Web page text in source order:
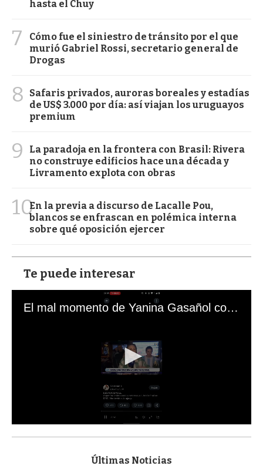
hasta el Chuy
7
Cómo fue el siniestro de tránsito por el que
murió Gabriel Rossi, secretario general de
Drogas
8
Safaris privados, auroras boreales y estadías
de US$ 3.000 por día: así viajan los uruguayos
premium
9
La paradoja en la frontera con Brasil: Rivera
no construye edificios hace una década y
Livramento explota con obras
10En la previa a discurso de Lacalle Pou,
blancos se enfrascan en polémica interna
sobre qué oposición ejercer
Te puede interesar
El mal momento de Yanina Gasañol con un hincha argentino en "Subrayado"
s
Últimas Noticias